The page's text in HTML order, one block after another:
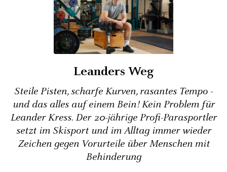
Leanders Weg
Steile Pisten, scharfe Kurven, rasantes Tempo -
und das alles auf einem Bein! Kein Problem für
Leander Kress. Der 20-jährige Profi-Parasportler
setzt im Skisport und im Alltag immer wieder
Zeichen gegen Vorurteile über Menschen mit
Behinderung